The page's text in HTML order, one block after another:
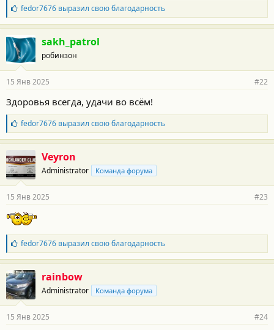
Б
л
а
г
о
д
а
н
с
т
и
:
fedor7676выразил свою благодарность
sakh_patrol
робинзон
15 Янв 2025 #22
Здоровья всегда, удачи во всём!
Б
л
а
о
д
а
н
о
с
и
:
fedor7676выразил свою благодарность
Veyron
Administrator Команда форума
15 Янв 2025 #23
Б
л
а
г
о
д
а
н
fedor7676выразил свою благодарность
rainbow
Administrator Команда форума
15 Янв 2025 #24